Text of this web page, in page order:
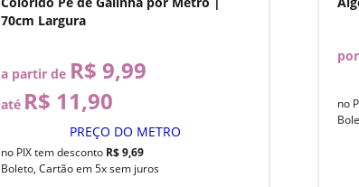
70cm Largura
a partir de R$ 9,99
até R$ 11,90
PREÇO DO METRO
no PIX tem desconto R$ 9,69
Boleto, Cartão em 5x sem juros
por
no